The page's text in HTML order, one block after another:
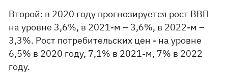
Второй: в 2020 году прогнозируется рост ВВП
на уровне 3,6%, в 2021-м – 3,6%, в 2022-м –
3,3%. Рост потребительских цен - на уровне
6,5% в 2020 году, 7,1% в 2021-м, 7% в 2022
году.